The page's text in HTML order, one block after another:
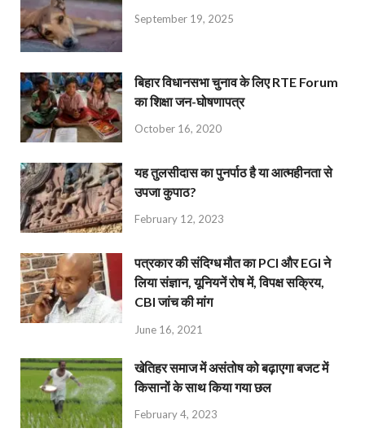
September 19, 2025
बिहार विधानसभा चुनाव के लिए RTE Forum
का शिक्षा जन-घोषणापत्र
October 16, 2020
यह तुलसीदास का पुनर्पाठ है या आत्महीनता से
उपजा कुपाठ?
February 12, 2023
पत्रकार की संदिग्ध मौत का PCI और EGI ने
लिया संज्ञान, यूनियनें रोष में, विपक्ष सक्रिय,
CBI जांच की मांग
June 16, 2021
खेतिहर समाज में असंतोष को बढ़ाएगा बजट में
किसानों के साथ किया गया छल
February 4, 2023